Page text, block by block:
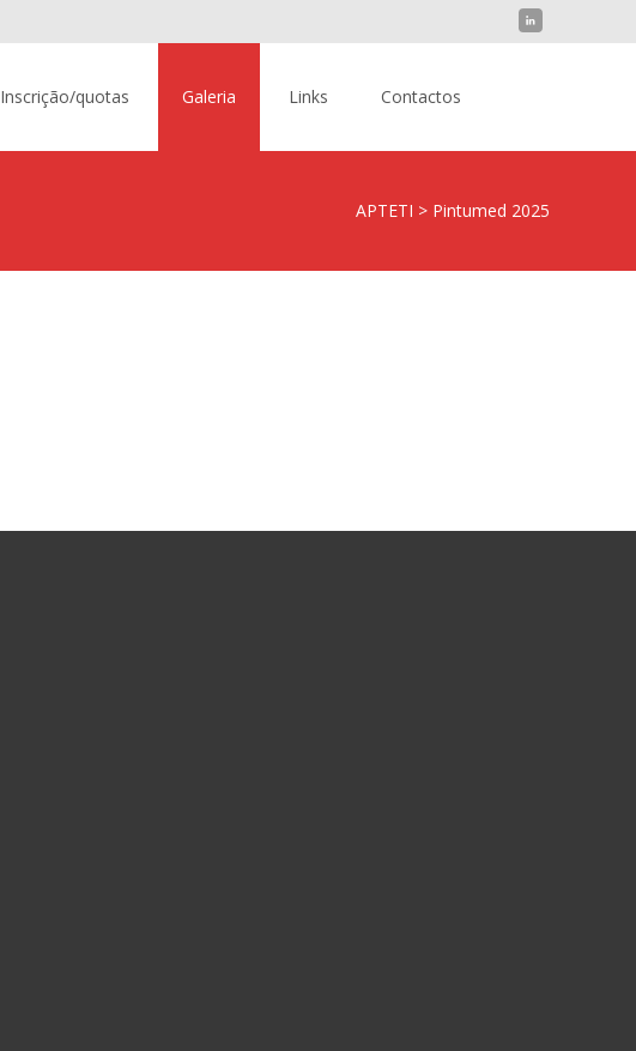
Inscrição/quotas Galeria Links Contactos
APTETI > Pintumed 2025